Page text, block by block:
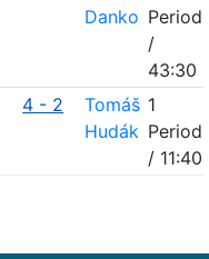
Danko Period
/
43:30
4 - 2
Tomáš
Hudák
1
Period
/ 11:40